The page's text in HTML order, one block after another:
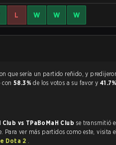
L W W W
con 58.3%de los votos a su favor y
Club vs TPaBoMaH Club se transmitió
Para ver más partidos como este, visita el
Dota 2 .